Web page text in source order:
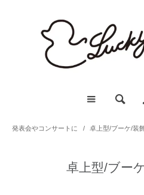
発表会やコンサートに / 卓上型/ブーケ/装
卓上型/ブー